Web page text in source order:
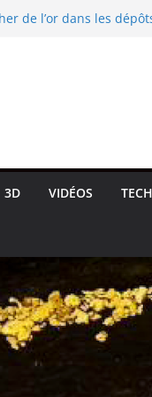
de l’or dans les
de Cassius.
les failles du bedrock
3D VIDÉOS